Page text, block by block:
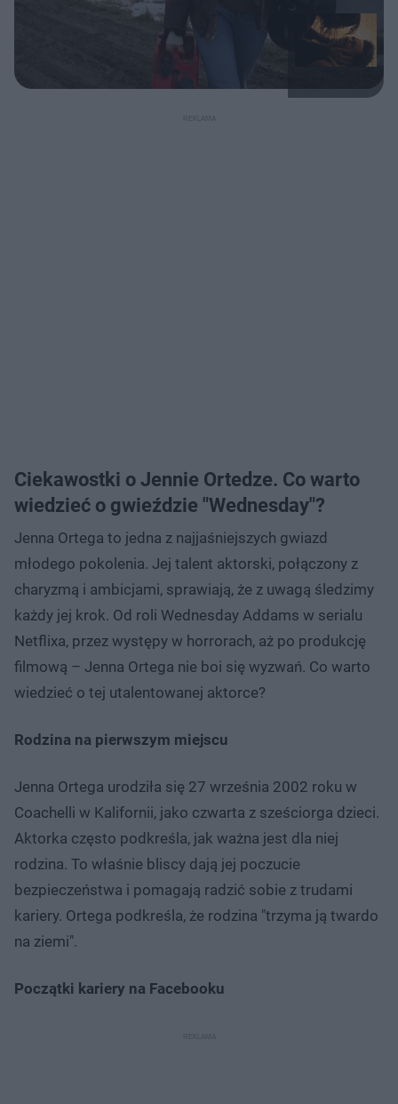
Ciekawostki o Jennie Ortedze. Co warto
wiedzieć o gwieździe "Wednesday"?
Jenna Ortega to jedna z najjaśniejszych gwiazd
młodego pokolenia. Jej talent aktorski, połączony z
charyzmą i ambicjami, sprawiają, że z uwagą śledzimy
każdy jej krok. Od roli Wednesday Addams w serialu
Netflixa, przez występy w horrorach, aż po produkcję
filmową – Jenna Ortega nie boi się wyzwań. Co warto
wiedzieć o tej utalentowanej aktorce?
Rodzina na pierwszym miejscu
Jenna Ortega urodziła się 27 września 2002 roku w
Coachelli w Kalifornii, jako czwarta z sześciorga dzieci.
Aktorka często podkreśla, jak ważna jest dla niej
rodzina. To właśnie bliscy dają jej poczucie
bezpieczeństwa i pomagają radzić sobie z trudami
kariery. Ortega podkreśla, że rodzina "trzyma ją twardo
na ziemi".
Początki kariery na Facebooku